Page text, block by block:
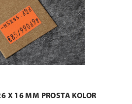
X 16 MM PROSTA KOLOR